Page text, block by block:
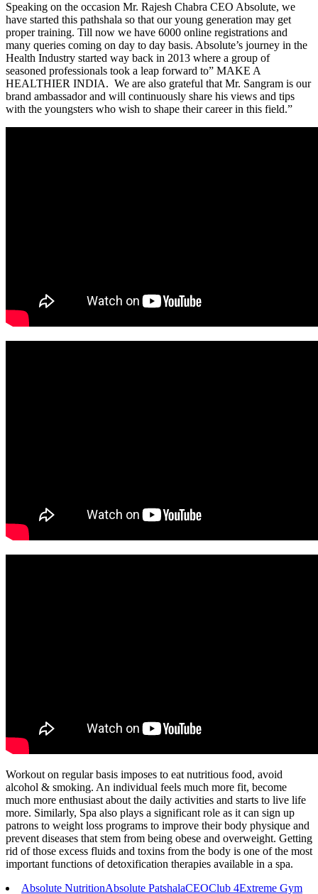
Speaking on the occasion Mr. Rajesh Chabra CEO Absolute, we
have started this pathshala so that our young generation may get
proper training. Till now we have 6000 online registrations and
many queries coming on day to day basis. Absolute’s journey in the
Health Industry started way back in 2013 where a group of
seasoned professionals took a leap forward to” MAKE A
HEALTHIER INDIA. We are also grateful that Mr. Sangram is our
brand ambassador and will continuously share his views and tips
with the youngsters who wish to shape their career in this field.”
Workout on regular basis imposes to eat nutritious food, avoid
alcohol & smoking. An individual feels much more fit, become
much more enthusiast about the daily activities and starts to live life
more. Similarly, Spa also plays a significant role as it can sign up
patrons to weight loss programs to improve their body physique and
prevent diseases that stem from being obese and overweight. Getting
rid of those excess fluids and toxins from the body is one of the most
important functions of detoxification therapies available in a spa.
Absolute NutritionAbsolute PatshalaCEOClub 4Extreme Gym